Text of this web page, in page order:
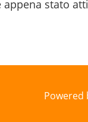
appena stato
Powered